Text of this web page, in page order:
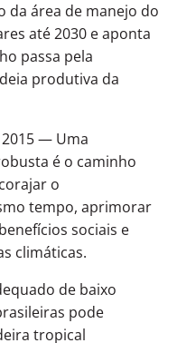
da área de manejo do
até 2030 e aponta
passa pela
produtiva da
— Uma
é o caminho
o
tempo, aprimorar
sociais e
climáticas.
de baixo
pode
tropical